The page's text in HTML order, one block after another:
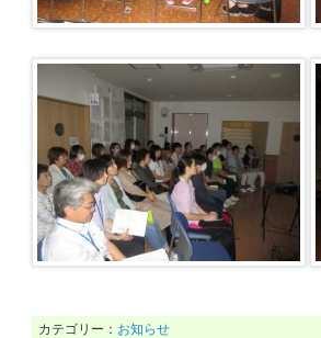
カテゴリー： お知らせ